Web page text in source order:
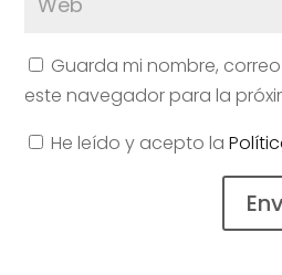
Guarda mi nombre,
este navegador para la
He leído y acepto la